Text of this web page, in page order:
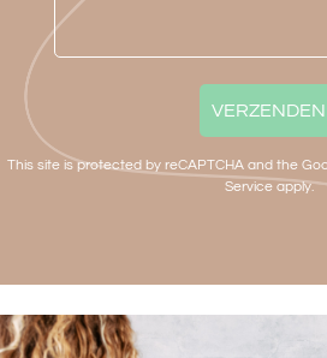
This site is protected by reCAPTCHA and the
Service apply.